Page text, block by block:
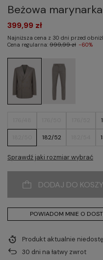
Beżowa
182/52
Sprawdź jaki rozmiar wybrać
399,99 zł
Najniższa cena z 30 dni przed
Cena regularna: 999,99 zł -60%
DODAJ DO
POWIADOM MNIE O
Produkt aktualnie
30 dni na łatwy zwrot